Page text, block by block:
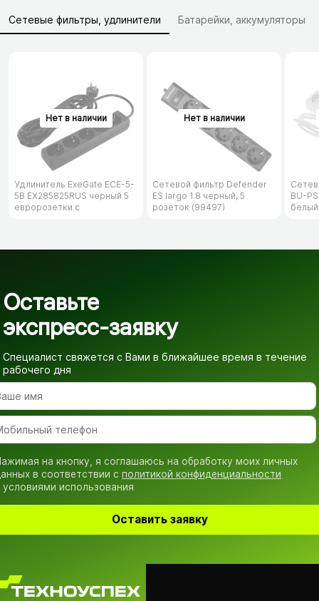
Сетевые фильтры, удлинители Батарейки, аккумуляторы
Удлинитель ExeGate ECE-5-
5B EX285825RUS черный 5
евророзетки с
Сетевой фильтр Defender
ES largo 1.8 черный, 5
розеток (99497)
BU-
белый
Оставьте
экспресс-заявку
Специалист свяжется с Вами в ближайшее время в течение
рабочего дня
на кнопку, я соглашаюсь на обработку моих личных
в соответствии с политикой конфиденциальности
условиями использования
Оставить заявку